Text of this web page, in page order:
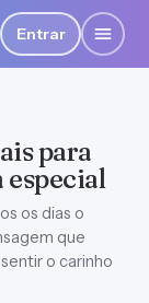
Entrar
para
especial
os dias o
que
o carinho